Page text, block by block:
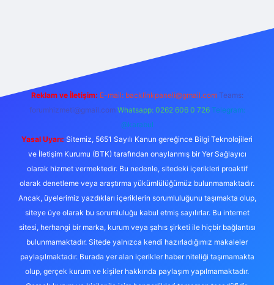
Reklam ve İletişim: E-mail: backlinkpaneli@gmail.com Teams:
forumhizmeti@gmail.com Whatsapp: 0262 606 0 726 Telegram:
@karabul
Yasal Uyarı: Sitemiz, 5651 Sayılı Kanun gereğince Bilgi Teknolojileri
ve İletişim Kurumu (BTK) tarafından onaylanmış bir Yer Sağlayıcı
olarak hizmet vermektedir. Bu nedenle, sitedeki içerikleri proaktif
olarak denetleme veya araştırma yükümlülüğümüz bulunmamaktadır.
Ancak, üyelerimiz yazdıkları içeriklerin sorumluluğunu taşımakta olup,
siteye üye olarak bu sorumluluğu kabul etmiş sayılırlar. Bu internet
sitesi, herhangi bir marka, kurum veya şahıs şirketi ile hiçbir bağlantısı
bulunmamaktadır. Sitede yalnızca kendi hazırladığımız makaleler
paylaşılmaktadır. Burada yer alan içerikler haber niteliği taşımamakta
olup, gerçek kurum ve kişiler hakkında paylaşım yapılmamaktadır.